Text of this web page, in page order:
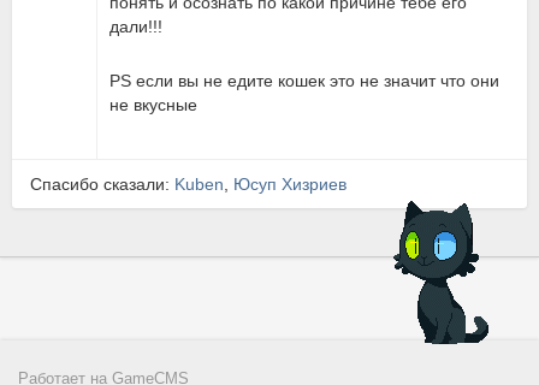
дали!!!
PS если вы не едите кошек это не значит что они
не вкусные
Спасибо сказали: Kuben Юсуп Хизриев
Работает на GameCMS